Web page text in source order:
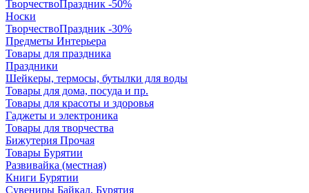
ТворчествоПраздник -50%
Носки
ТворчествоПраздник -30%
Предметы Интерьера
Товары для праздника
Праздники
Шейкеры, термосы, бутылки для воды
Товары для дома, посуда и пр.
Товары для красоты и здоровья
Гаджеты и электроника
Товары для творчества
Бижутерия Прочая
Товары Бурятии
Развивайка (местная)
Книги Бурятии
Сувениры Байкал, Бурятия